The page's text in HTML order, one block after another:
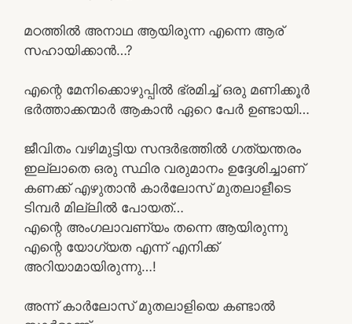
മഠത്തിൽ അനാഥ ആയിരുന്ന എന്നെ ആര്
സഹായിക്കാൻ…?
എന്റെ മേനിക്കൊഴുപ്പിൽ ഭ്രമിച്ച് ഒരു മണിക്കൂർ
ഭർത്താക്കന്മാർ ആകാൻ ഏറെ പേർ ഉണ്ടായി…
ജീവിതം വഴിമുട്ടിയ സന്ദർഭത്തിൽ ഗത്യന്തരം
ഇല്ലാതെ ഒരു സ്ഥിര വരുമാനം ഉദ്ദേശിച്ചാണ്
കണക്ക് എഴുതാൻ കാർലോസ് മുതലാളീടെ
ടിമ്പർ മില്ലിൽ പോയത്…
എന്റെ അംഗലാവണ്യം തന്നെ ആയിരുന്നു
എന്റെ യോഗ്യത എന്ന് എനിക്ക്
അറിയാമായിരുന്നു…!
അന്ന് കാർലോസ് മുതലാളിയെ കണ്ടാൽ